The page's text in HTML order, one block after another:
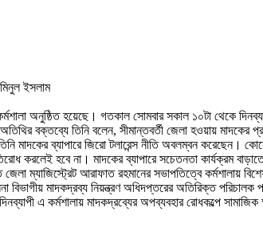
অনুষ্ঠিত হয়েছে। গতকাল সোমবার সকাল ১০টা থেকে
বক্তব্যে তিনি বলেন, সীমান্তবর্তী জেলা হওয়ায়
মাদকের ব্যাপারে জিরো টলারেন্স নীতি অবলম্বন
করলেই হবে না। মাদকের ব্যাপারে সচেতনতা কার্যক্রম
ম্যাজিস্ট্রেট আরাফাত রহমানের সভাপতিত্বে কর্মশালায়
বিভাগীয় মাদকদ্রব্য নিয়ন্ত্রণ অধিদপ্তরের অতিরিক্ত
এ কর্মশালায় মাদকদ্রব্যের অপব্যবহার রোধকল্পে